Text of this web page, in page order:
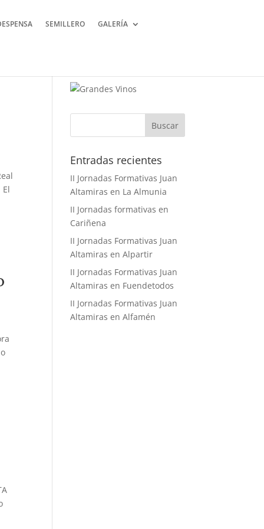
SEMILLERO GALERÍA
Buscar
Entradas recientes
II Jornadas Formativas Juan
Altamiras en La Almunia
II Jornadas formativas en
Cariñena
II Jornadas Formativas Juan
Altamiras en Alpartir
II Jornadas Formativas Juan
Altamiras en Fuendetodos
II Jornadas Formativas Juan
Altamiras en Alfamén